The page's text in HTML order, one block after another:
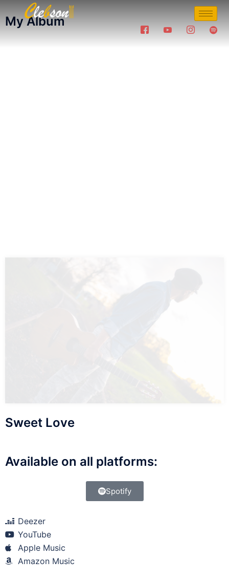
My Album
Sweet Love
Available on all platforms:
Spotify
Deezer
YouTube
Apple Music
Amazon Music